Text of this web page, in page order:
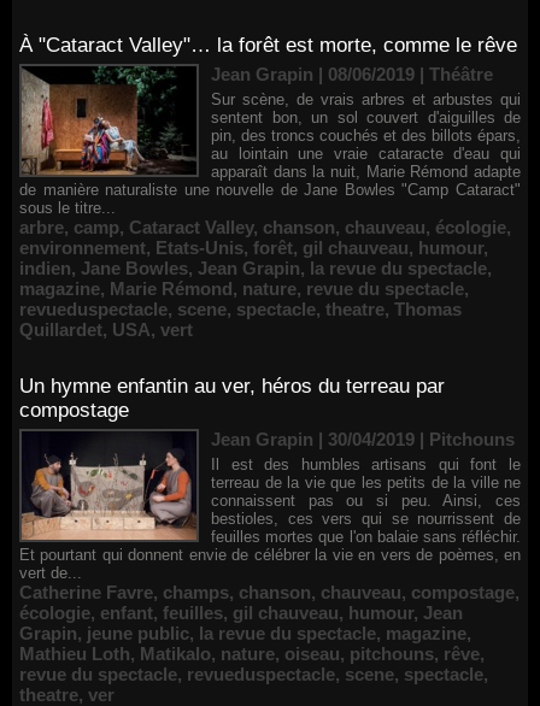
À "Cataract Valley"… la forêt est morte, comme le rêve
Jean Grapin | 08/06/2019 | Théâtre
Sur scène, de vrais arbres et arbustes qui
sentent bon, un sol couvert d'aiguilles de
pin, des troncs couchés et des billots épars,
au lointain une vraie cataracte d'eau qui
apparaît dans la nuit, Marie Rémond adapte
de manière naturaliste une nouvelle de Jane Bowles "Camp Cataract"
sous le titre...
arbre, camp, Cataract Valley, chanson, chauveau, écologie,
environnement, Etats-Unis, forêt, gil chauveau, humour,
indien, Jane Bowles, Jean Grapin, la revue du spectacle,
magazine, Marie Rémond, nature, revue du spectacle,
revueduspectacle, scene, spectacle, theatre, Thomas
Quillardet, USA, vert
Un hymne enfantin au ver, héros du terreau par
compostage
Jean Grapin | 30/04/2019 | Pitchouns
Il est des humbles artisans qui font le
terreau de la vie que les petits de la ville ne
connaissent pas ou si peu. Ainsi, ces
bestioles, ces vers qui se nourrissent de
feuilles mortes que l'on balaie sans réfléchir.
Et pourtant qui donnent envie de célébrer la vie en vers de poèmes, en
vert de...
Catherine Favre, champs, chanson, chauveau, compostage,
écologie, enfant, feuilles, gil chauveau, humour, Jean
Grapin, jeune public, la revue du spectacle, magazine,
Mathieu Loth, Matikalo, nature, oiseau, pitchouns, rêve,
revue du spectacle, revueduspectacle, scene, spectacle,
theatre, ver